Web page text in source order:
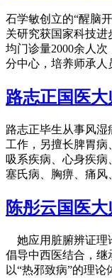
石学敏创立的“醒脑
关研究获国家科技进
均门诊量2000余人
分中心，培养师承人
路志正国医大
路志正毕生从事风
工作，另擅长脾胃
吸系疾病、心身疾病
塞氏病、胸痹、痛风
陈彤云国医大
她应用脏腑辨证理
倡导中西医结合，继
以“热邪致病”的理